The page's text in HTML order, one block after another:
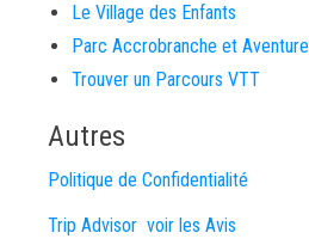
Le Village des Enfants
Parc Accrobranche et Aventure
Trouver un Parcours VTT
Autres
Politique de Confidentialité
Trip Advisor voir les Avis